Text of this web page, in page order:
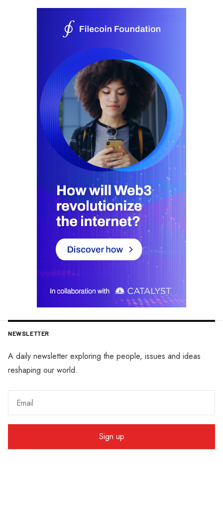
NEWSLETTER
A daily newsletter exploring the people, issues and ideas
reshaping our world.